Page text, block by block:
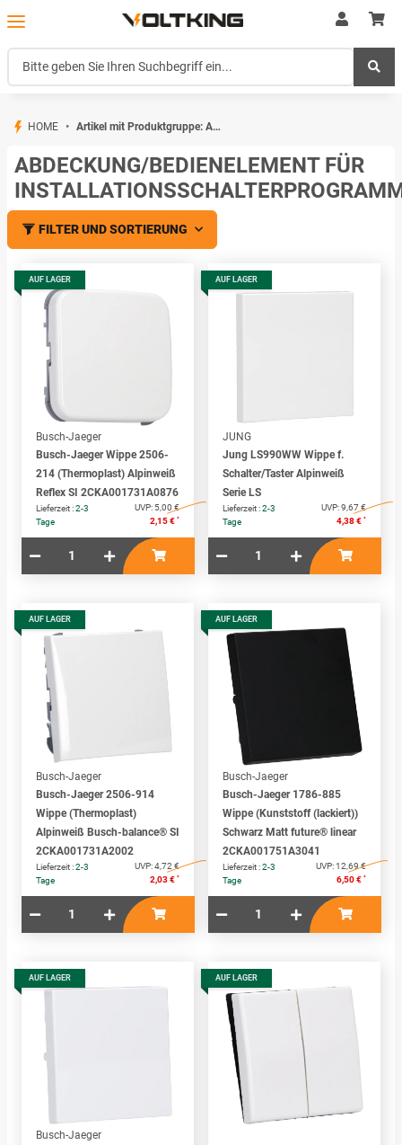
HOME Artikel mit Produktgruppe: Abdeckung/Bedienelement für Installationsschalterprogramme
ABDECKUNG/BEDIENELEMENT FÜR
FILTER UND SORTIERUNG
AUF LAGER
Busch-Jaeger
Busch-Jaeger Wippe 2506-
214 (Thermoplast) Alpinweiß
Reflex SI 2CKA001731A0876
Lieferzeit :2-3
Tage
UVP: 5,00 €
2,15 € *
AUF LAGER
JUNG
Jung LS990WW Wippe f.
Schalter/Taster Alpinweiß
Serie LS
Lieferzeit :2-3
Tage
UVP:9,67 €
4,38 € *
AUF LAGER
Busch-Jaeger
Busch-Jaeger 2506-914
Wippe (Thermoplast)
Alpinweiß Busch-balance® SI
2CKA001731A2002
Lieferzeit :2-3
Tage
UVP:4,72 €
2,03 € *
AUF LAGER
Busch-Jaeger
Busch-Jaeger 1786-885
Wippe (Kunststoff (lackiert))
Schwarz Matt future® linear
2CKA001751A3041
Lieferzeit :2-3
Tage
UVP:12,69 €
6,50 € *
AUF LAGER
Busch-Jaeger
AUF LAGER